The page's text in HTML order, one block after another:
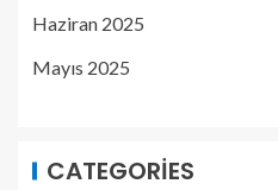
Haziran 2025
Mayıs 2025
CATEGORIES